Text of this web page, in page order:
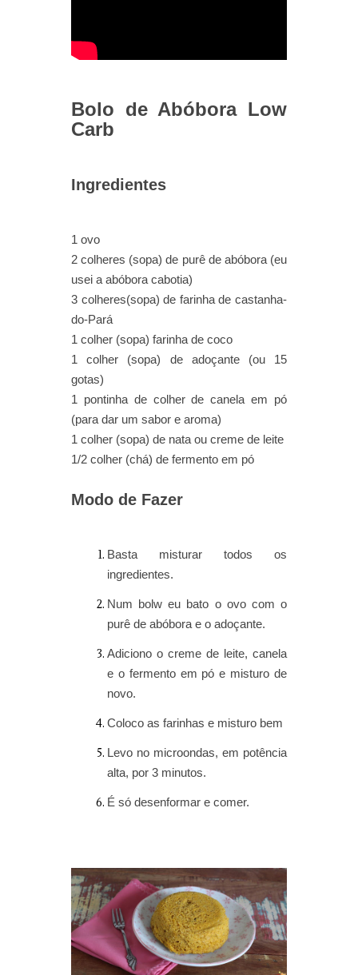
Bolo de Abóbora Low
Carb
Ingredientes
1 ovo
2 colheres (sopa) de purê de abóbora (eu
usei a abóbora cabotia)
3 colheres(sopa) de farinha de castanha-
do-Pará
1 colher (sopa) farinha de coco
1 colher (sopa) de adoçante (ou 15
gotas)
1 pontinha de colherde canela em pó
(para dar um sabor e aroma)
1 colher (sopa) de nata ou creme de leite
1/2 colher (chá) de fermento em pó
Modo de Fazer
Basta misturar todos os
ingredientes.
Num bolw eu bato o ovo com o
purê de abóbora e o adoçante.
Adiciono o creme de leite, canela
e o fermento em pó e misturo de
novo.
Coloco as farinhas e misturo bem
Levo no microondas, em potência
alta, por 3 minutos.
É só desenformar e comer.